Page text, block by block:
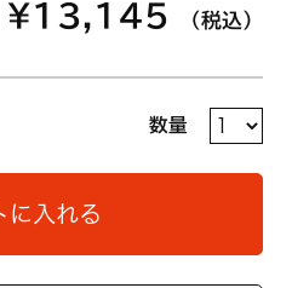
¥13,145 （税込）
数量
に入れる